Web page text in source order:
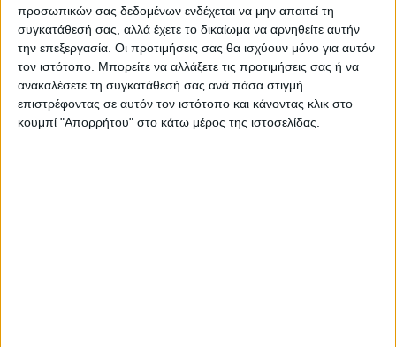
προσωπικών σας δεδομένων ενδέχεται να μην απαιτεί τη
συγκατάθεσή σας, αλλά έχετε το δικαίωμα να αρνηθείτε αυτήν
την επεξεργασία. Οι προτιμήσεις σας θα ισχύουν μόνο για αυτόν
τον ιστότοπο. Μπορείτε να αλλάξετε τις προτιμήσεις σας ή να
ανακαλέσετε τη συγκατάθεσή σας ανά πάσα στιγμή
επιστρέφοντας σε αυτόν τον ιστότοπο και κάνοντας κλικ στο
κουμπί "Απορρήτου" στο κάτω μέρος της ιστοσελίδας.
ΘΕΜΑ ΤΗΣ ΗΜΕΡΑΣ
Θέμα ημέρας : Οι συνταξιούχοι ζητούν να
επιστραφεί η 13η σύνταξη. Συμφωνείτε;